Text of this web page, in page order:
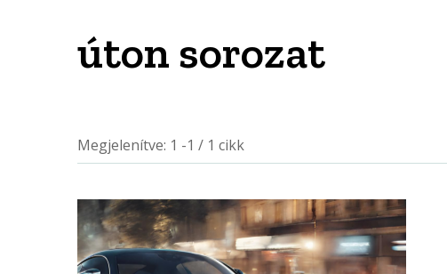
úton sorozat
Megjelenítve: 1 -1 / 1 cikk